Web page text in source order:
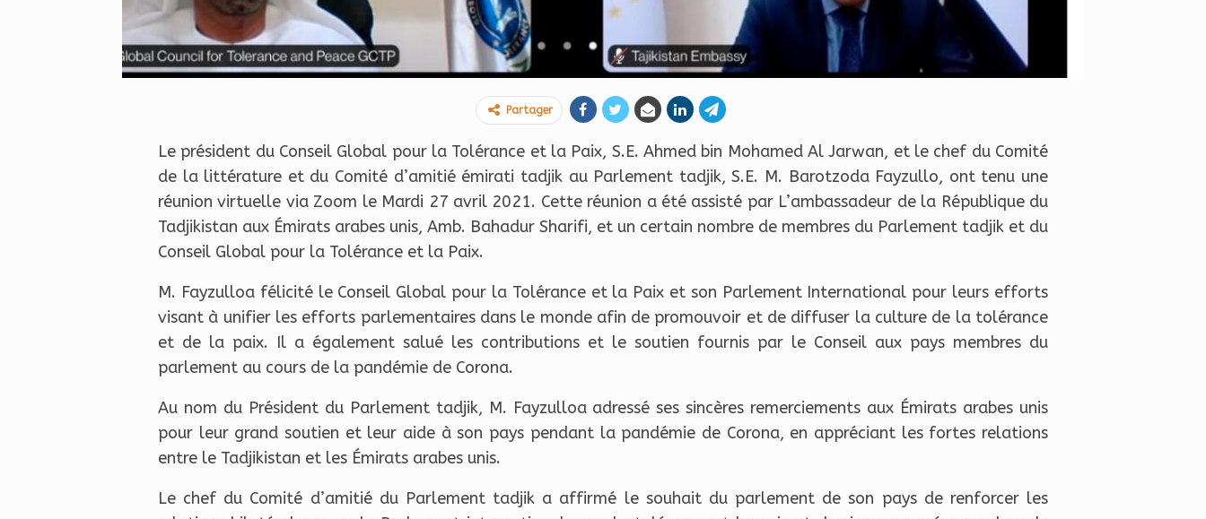
Partager
Le président du Conseil Global pour la Tolérance et la Paix, S.E. Ahmed bin Mohamed Al Jarwan, et le chef du Comité
de la littérature et du Comité d’amitié émirati tadjik au Parlement tadjik, S.E. M. Barotzoda Fayzullo, ont tenu une
réunion virtuelle via Zoom le Mardi 27 avril 2021. Cette réunion a été assisté par L’ambassadeur de la République du
Tadjikistan aux Émirats arabes unis, Amb. Bahadur Sharifi, et un certain nombre de membres du Parlement tadjik et du
Conseil Global pour la Tolérance et la Paix.
M. Fayzulloa félicité le Conseil Global pour la Tolérance et la Paix et son Parlement International pour leurs efforts
visant à unifier les efforts parlementaires dans le monde afin de promouvoir et de diffuser la culture de la tolérance
et de la paix. Il a également salué les contributions et le soutien fournis par le Conseil aux pays membres du
parlement au cours de la pandémie de Corona.
Au nom du Président du Parlement tadjik, M. Fayzulloa adressé ses sincères remerciements aux Émirats arabes unis
pour leur grand soutien et leur aide à son pays pendant la pandémie de Corona, en appréciant les fortes relations
entre le Tadjikistan et les Émirats arabes unis.
Le chef du Comité d’amitié du Parlement tadjik a affirmé le souhait du parlement de son pays de renforcer les